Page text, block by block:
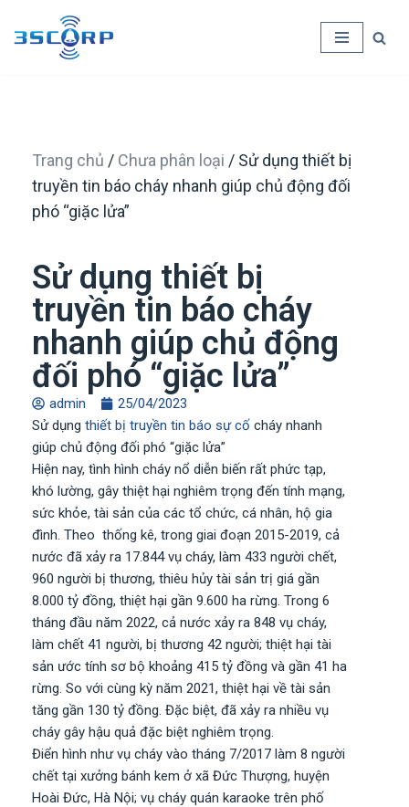
Chuyển
Trang chủ / Chưa phân loại / Sử dụng thiết bị
truyền tin báo cháy nhanh giúp chủ động đối
phó “giặc lửa”
Sử dụng thiết bị
truyền tin báo cháy
nhanh giúp chủ động
đối phó “giặc lửa”
admin
25/04/2023
Sử dụng thiết bị truyền tin báo sự cố cháy nhanh
giúp chủ động đối phó “giặc lửa”
Hiện nay, tình hình cháy nổ diễn biến rất phức tạp,
khó lường, gây thiệt hại nghiêm trọng đến tính mạng,
sức khỏe, tài sản của các tổ chức, cá nhân, hộ gia
đình. Theo thống kê, trong giai đoạn 2015-2019, cả
nước đã xảy ra 17.844 vụ cháy, làm 433 người chết,
960 người bị thương, thiêu hủy tài sản trị giá gần
8.000 tỷ đồng, thiệt hại gần 9.600 ha rừng. Trong 6
tháng đầu năm 2022, cả nước xảy ra 848 vụ cháy,
làm chết 41 người, bị thương 42 người; thiệt hại tài
sản ước tính sơ bộ khoảng 415 tỷ đồng và gần 41 ha
rừng. So với cùng kỳ năm 2021, thiệt hại về tài sản
tăng gần 130 tỷ đồng. Đặc biệt, đã xảy ra nhiều vụ
cháy gây hậu quả đặc biệt nghiêm trọng.
Điển hình như vụ cháy vào tháng 7/2017 làm 8 người
chết tại xưởng bánh kem ở xã Đức Thượng, huyện
Hoài Đức, Hà Nội; vụ cháy quán karaoke trên phố